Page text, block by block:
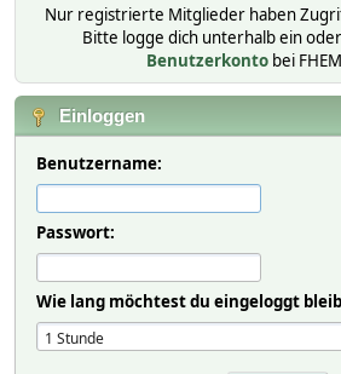
Nur registrierte Mitglieder haben
Bitte logge dich unterhalb ein oder
Benutzerkonto bei
Einloggen
Benutzername:
Passwort:
Wie lang möchtest du eingeloggt